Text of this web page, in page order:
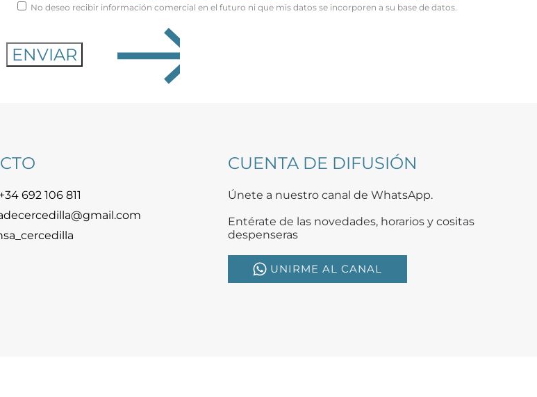
No deseo recibir información comercial en el futuro ni que mis datos se incorporen a su base de datos.
692 106 811
CUENTA DE DIFUSIÓN
Únete a nuestro canal de WhatsApp.
Entérate de las novedades, horarios y cositas
despenseras
UNIRME AL CANAL